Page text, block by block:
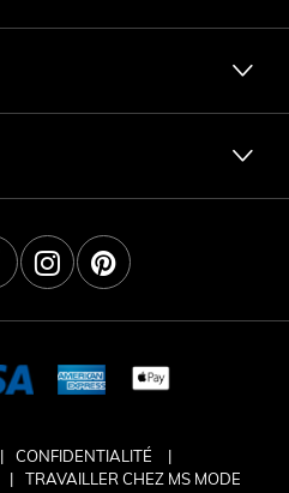
CONFIDENTIALITÉ
TRAVAILLER CHEZ MS MODE